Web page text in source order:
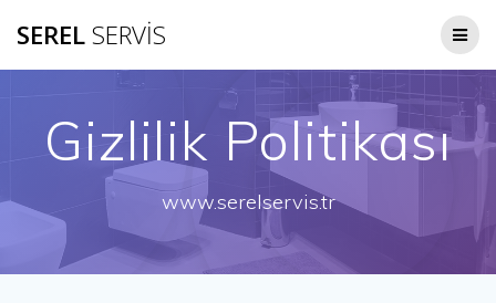
SERELSERVİS
Gizlilik Politikası
www.serelservis.tr